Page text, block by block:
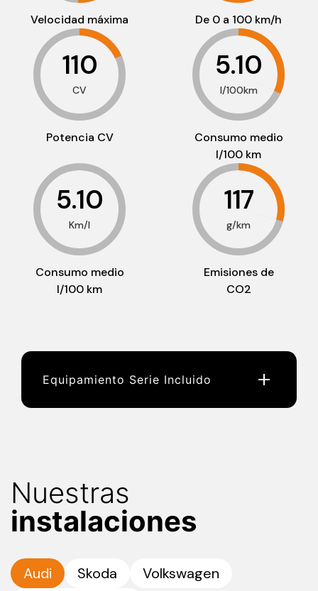
Velocidad máxima De 0 a 100 km/h
110
CV
Potencia CV
5.10
l/100km
Consumo medio
l/100 km
5.10
Km/l
Consumo medio
l/100 km
117
g/km
Emisiones de
CO2
Equipamiento Serie Incluido
Nuestras
instalaciones
Audi Skoda
Volkswagen